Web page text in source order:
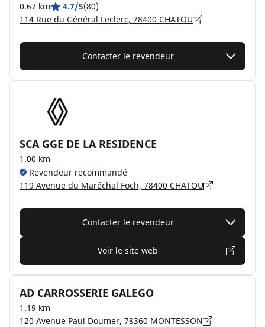
0.67 km 4.7/5(80)
114 Rue du Général Leclerc, 78400 CHATOU
Contacter le revendeur
SCA GGE DE LA RESIDENCE
1.00 km
Revendeur recommandé
119 Avenue du Maréchal Foch, 78400 CHATOU
Contacter le revendeur
Voir le site web
AD CARROSSERIE GALEGO
1.19 km
120 Avenue Paul Doumer, 78360 MONTESSON